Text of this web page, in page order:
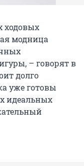
ходовых
модница
– говорят в
долго
уже готовы
идеальных